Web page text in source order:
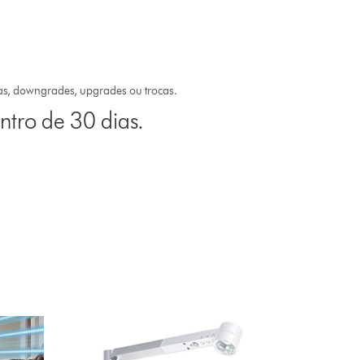
downgrades, upgrades ou trocas.
de 30 dias.